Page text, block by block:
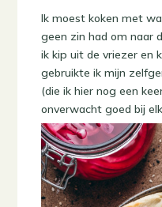
Ik moest koken met
geen zin had om naar
ik kip uit de vriezer en
gebruikte ik mijn
(die ik hier nog een
onverwacht goed bij